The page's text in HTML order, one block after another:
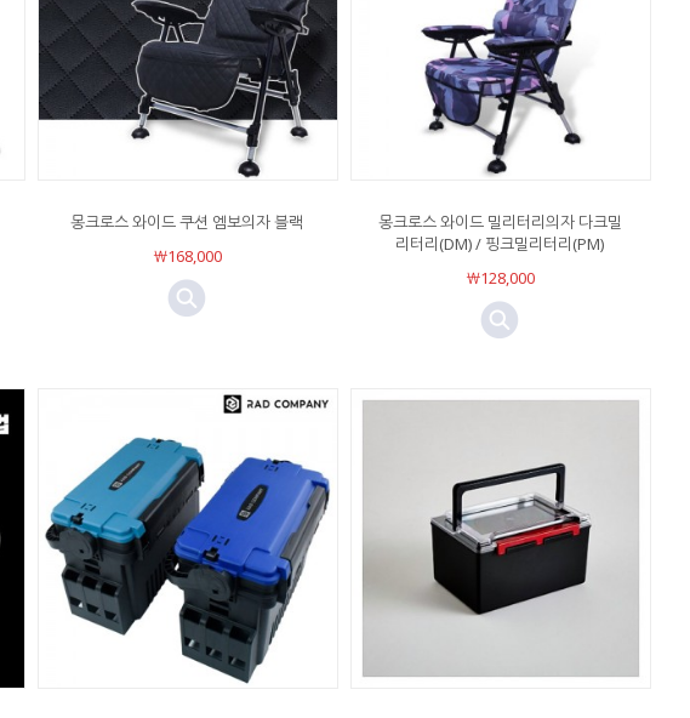
몽크로스 와이드 쿠션 엠보의자 블랙
￦168,000
몽크로스 와이드 밀리터리의자 다크밀
리터리(DM) / 핑크밀리터리(PM)
￦128,000